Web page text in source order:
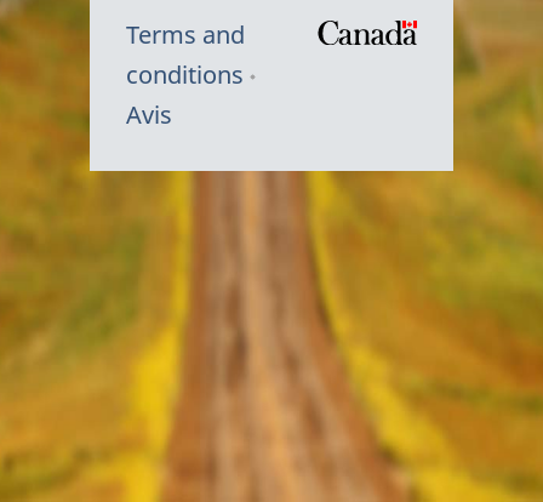
Terms and
conditions
Avis
Symbole
Canada